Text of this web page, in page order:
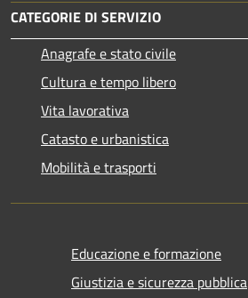
CATEGORIE DI SERVIZIO
Anagrafe e stato civile
Cultura e tempo libero
Vita lavorativa
Catasto e urbanistica
Mobilità e trasporti
Educazione e formazione
Giustizia e sicurezza pubblica